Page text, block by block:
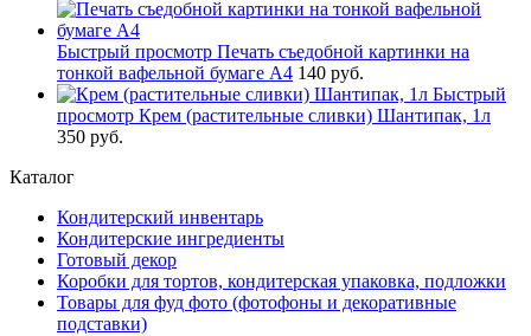
Быстрый просмотр Печать съедобной картинки на
тонкой вафельной бумаге А4 140 руб.
Быстрый
просмотр Крем (растительные сливки) Шантипак, 1л
350 руб.
Каталог
Кондитерский инвентарь
Кондитерские ингредиенты
Готовый декор
Коробки для тортов, кондитерская упаковка, подложки
Товары для фуд фото (фотофоны и декоративные
подставки)